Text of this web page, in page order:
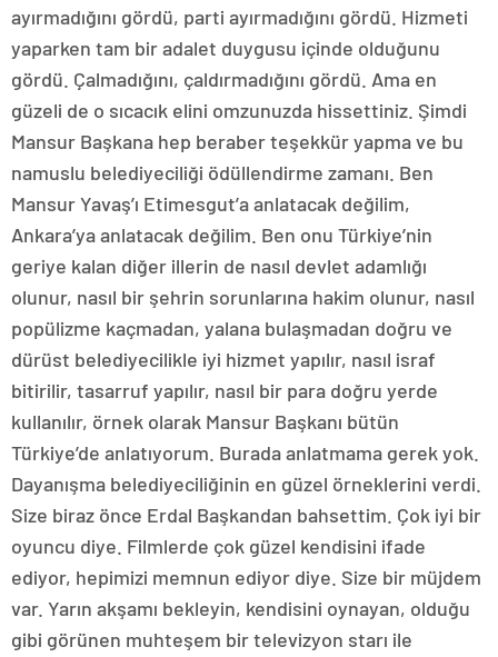
ayırmadığını gördü, parti ayırmadığını gördü. Hizmeti
yaparken tam bir adalet duygusu içinde olduğunu
gördü. Çalmadığını, çaldırmadığını gördü. Ama en
güzeli de o sıcacık elini omzunuzda hissettiniz. Şimdi
Mansur Başkana hep beraber teşekkür yapma ve bu
namuslu belediyeciliği ödüllendirme zamanı. Ben
Mansur Yavaş’ı Etimesgut’a anlatacak değilim,
Ankara’ya anlatacak değilim. Ben onu Türkiye’nin
geriye kalan diğer illerin de nasıl devlet adamlığı
olunur, nasıl bir şehrin sorunlarına hakim olunur, nasıl
popülizme kaçmadan, yalana bulaşmadan doğru ve
dürüst belediyecilikle iyi hizmet yapılır, nasıl israf
bitirilir, tasarruf yapılır, nasıl bir para doğru yerde
kullanılır, örnek olarak Mansur Başkanı bütün
Türkiye’de anlatıyorum. Burada anlatmama gerek yok.
Dayanışma belediyeciliğinin en güzel örneklerini verdi.
Size biraz önce Erdal Başkandan bahsettim. Çok iyi bir
oyuncu diye. Filmlerde çok güzel kendisini ifade
ediyor, hepimizi memnun ediyor diye. Size bir müjdem
var. Yarın akşamı bekleyin, kendisini oynayan, olduğu
gibi görünen muhteşem bir televizyon starı ile